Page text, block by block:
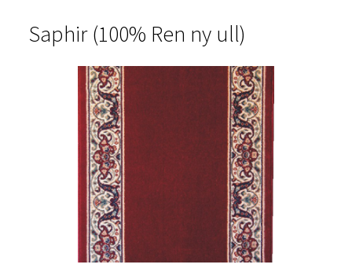
Saphir (100% Ren ny ull)